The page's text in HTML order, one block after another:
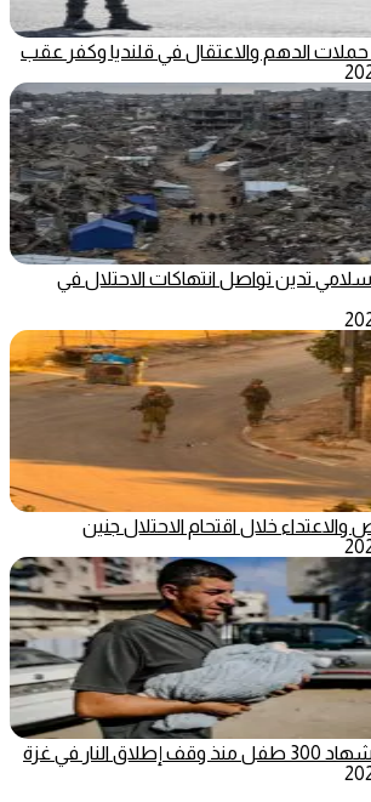
حملات الدهم والاعتقال في قلنديا وكفر عقب
تدين تواصل انتهاكات الاحتلال في
والاعتداء خلال اقتحام الاحتلال جنين
النار في غزة